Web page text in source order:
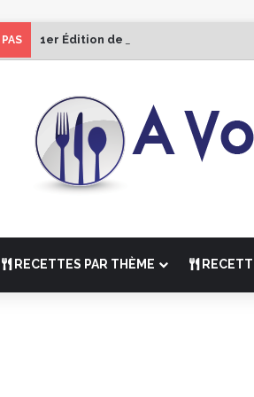
1er Édition de “La Semaine des
RECETTES PAR THÈME